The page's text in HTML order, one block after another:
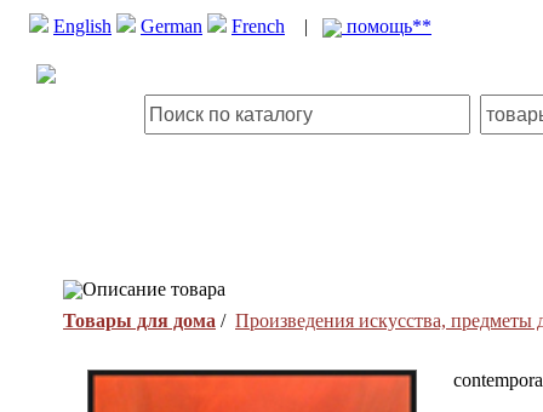
English German French | помощь**
Описание товара
Товары для дома / Произведения искусства,